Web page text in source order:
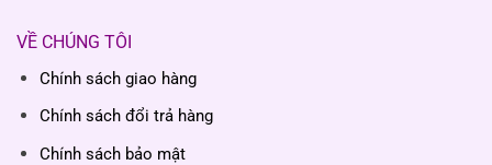
VỀ CHÚNG TÔI
Chính sách giao hàng
Chính sách đổi trả hàng
Chính sách bảo mật